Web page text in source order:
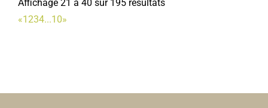
Affichage 21 à 40 sur 195 résultats
«1234...10»